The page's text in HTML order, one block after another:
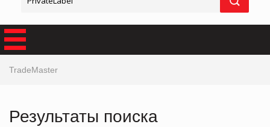
TradeMaster
Результаты поиска